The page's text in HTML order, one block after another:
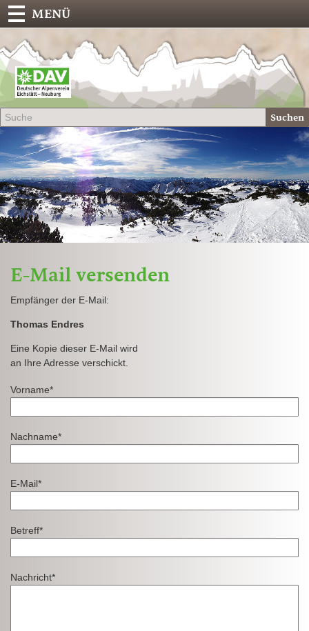
Suchen
MENÜ
E-Mail versenden
Empfänger der E-Mail:
Thomas Endres
Eine Kopie dieser E-Mail wird
an Ihre Adresse verschickt.
Vorname*
Nachname*
E-Mail*
Betreff*
Nachricht*